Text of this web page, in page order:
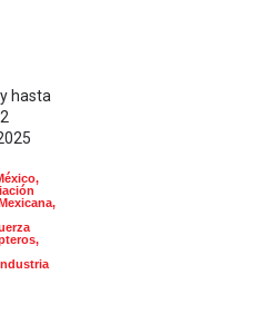
hasta
,
,
,
Industria